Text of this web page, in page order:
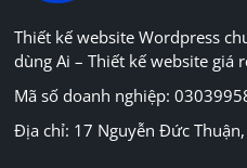
Thiết kế website Wordpress
dùng Ai – Thiết kế website giá
Mã số doanh nghiệp:
Địa chỉ: 17 Nguyễn Đức